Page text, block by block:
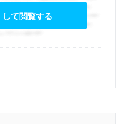
て閲覧する